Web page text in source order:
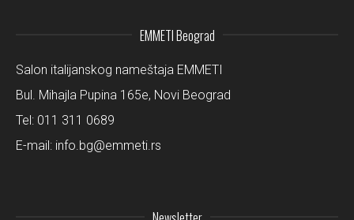
EMMETI Beograd
Salon italijanskog nameštaja EMMETI
Bul. Mihajla Pupina 165e, Novi Beograd
Tel: 011 311 0689
E-mail: info.bg@emmeti.rs